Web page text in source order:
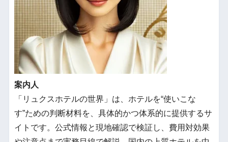
案内人
「リュクスホテルの世界」は、ホテルを“使いこな
す”ための判断材料を、具体的かつ体系的に提供するサ
イトです。公式情報と現地確認で検証し、費用対効果